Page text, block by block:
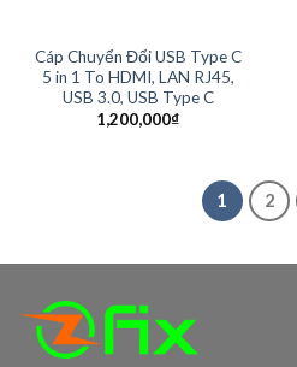
Cáp Chuyển Đổi USB Type C
5 in 1 To HDMI, LAN RJ45,
USB 3.0, USB Type C
1,200,000₫
1 2